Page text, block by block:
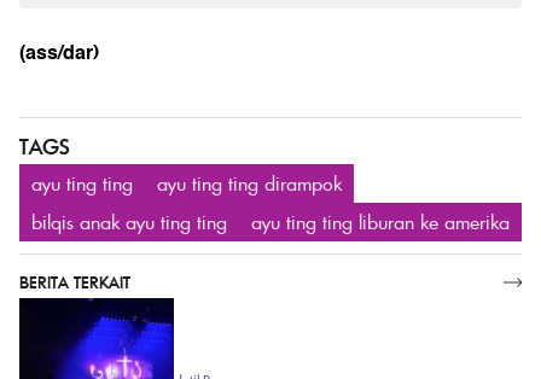
(ass/dar)
TAGS
ayu ting ting
ayu ting ting dirampok
bilqis anak ayu ting ting
ayu ting ting liburan ke amerika
BERITA TERKAIT